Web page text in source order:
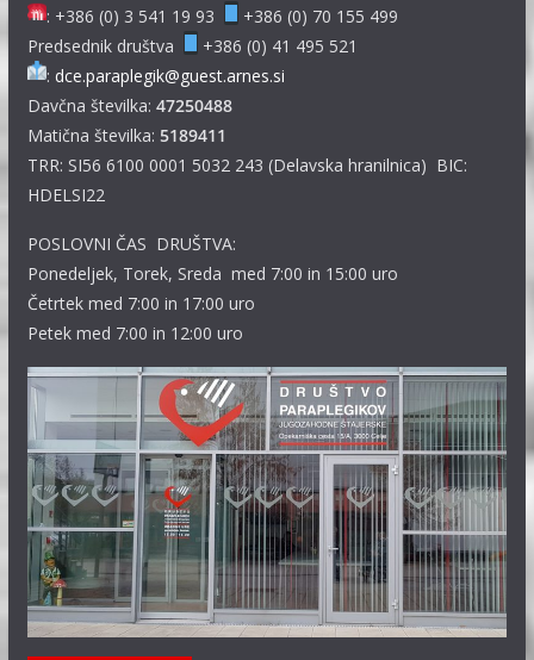
: +386 (0) 3 541 19 93
+386 (0) 70 155 499
Predsednik društva
+386 (0) 41 495 521
: dce.paraplegik@guest.arnes.si
Davčna številka: 47250488
Matična številka: 5189411
TRR: SI56 6100 0001 5032 243 (Delavska hranilnica) BIC:
HDELSI22
POSLOVNI ČAS DRUŠTVA:
Ponedeljek, Torek, Sreda med 7:00 in 15:00 uro
Četrtek med 7:00 in 17:00 uro
Petek med 7:00 in 12:00 uro